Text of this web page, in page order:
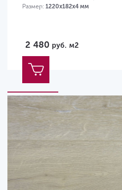
Размер: 1220х182х4 мм
2 480 руб. м2